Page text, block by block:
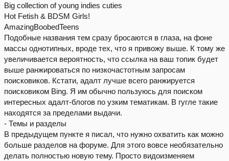
Big collection of young indies cuties
Hot Fetish & BDSM Girls!
AmazingBoobedTeens
Подобные названия тем сразу бросаются в глаза, на фоне
массы однотипных, вроде тех, что я привожу выше. К тому же
увеличивается вероятность, что ссылка на ваш топик будет
выше ранжироваться по низкочастотным запросам
поисковиков. Кстати, адалт лучше всего ранжируется
поисковиком Bing. Я им обычно пользуюсь для поиском
интересных адалт-блогов по узким тематикам. В гугле такие
находятся за пределами выдачи.
- Темы и разделы
В предыдущем пункте я писал, что нужно охватить как можно
больше разделов на форуме. Для этого вовсе необязательно
делать полностью новую тему. Просто видоизменяем